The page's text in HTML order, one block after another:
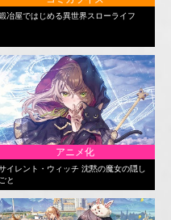
冶屋ではじめる異世界スローライフ
アニメ化
イレント・ウィッチ 沈黙の魔女の隠し
ごと